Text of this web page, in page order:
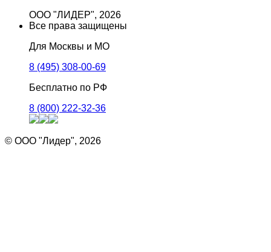
ООО "ЛИДЕР", 2026
Все права защищены
Для Москвы и МО
8 (495) 308-00-69
Бесплатно по РФ
8 (800) 222-32-36
© ООО "Лидер", 2026